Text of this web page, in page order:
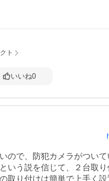
します。
年前は40万円ほどかかりま
への協力も2回程ありまし
防犯向上に役立ちたいと思
が（自分は非喫煙者）、防
ト
いいね0
ので、防犯カメラがつい
いう説を信じて、２台取り
取り付けは簡単で上手く